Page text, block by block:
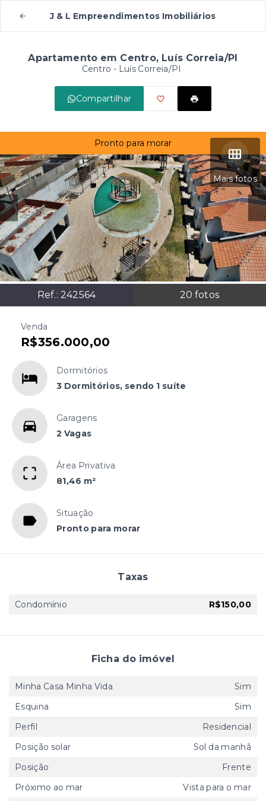
J & L Empreendimentos Imobiliários
Apartamento em Centro, Luís Correia/PI
Centro - Luís Correia/PI
Compartilhar
Mais fotos
Ref.: 242564 20 fotos
Pronto para morar
Venda
R$356.000,00
Dormitórios
3 Dormitórios, sendo 1 suíte
Garagens
2 Vagas
Área Privativa
81,46 m²
Situação
Pronto para morar
Taxas
Condomínio R$150,00
Ficha do imóvel
Minha Casa Minha Vida
Sim
Esquina
Sim
Perfil
Residencial
Posição solar
Sol da manhã
Posição
Frente
Próximo ao mar
Vista para o mar